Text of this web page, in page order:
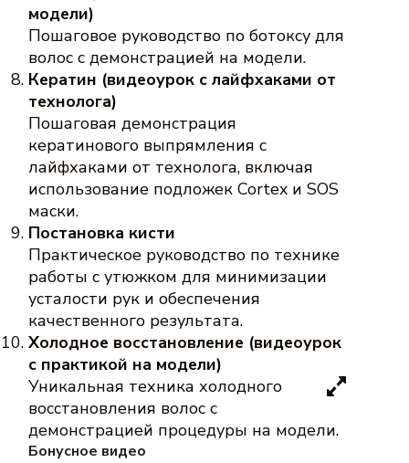
модели)
Пошаговое руководство по ботоксу для
волос с демонстрацией на модели.
Кератин (видеоурок с лайфхаками от
технолога)
Пошаговая демонстрация
кератинового выпрямления с
лайфхаками от технолога, включая
использование подложек Cortex и SOS
маски.
Постановка кисти
Практическое руководство по технике
работы с утюжком для минимизации
усталости рук и обеспечения
качественного результата.
Холодное восстановление (видеоурок
с практикой на модели)
Уникальная техника холодного
восстановления волос с
демонстрацией процедуры на модели.
Бонусное видео